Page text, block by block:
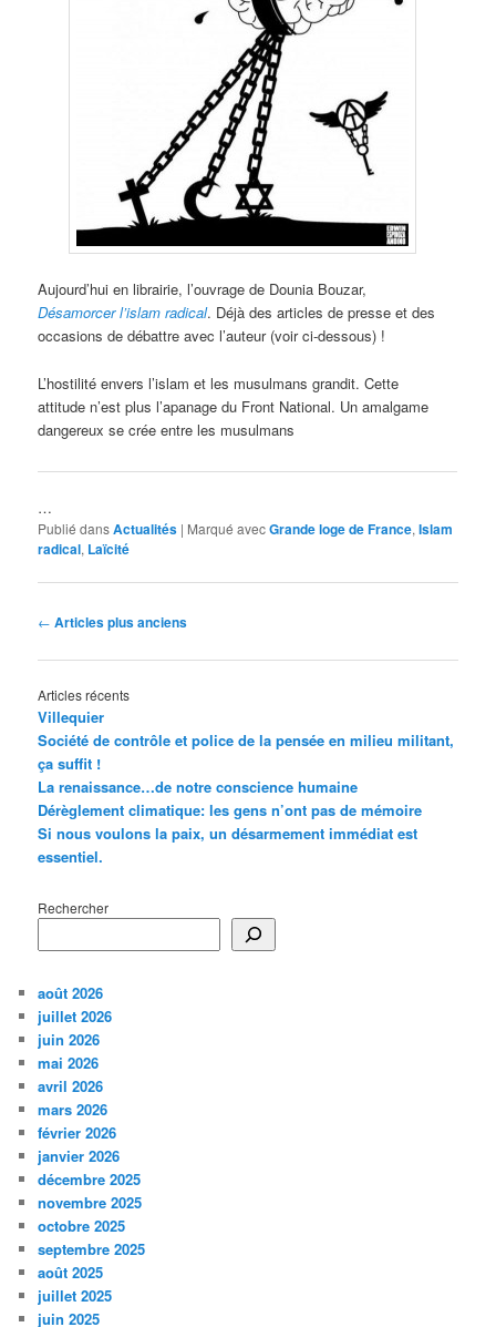
Aujourd’hui en librairie, l’ouvrage de Dounia Bouzar,
Désamorcer l’islam radical. Déjà des articles de presse et des
occasions de débattre avec l’auteur (voir ci-dessous) !
L’hostilité envers l’islam et les musulmans grandit. Cette
attitude n’est plus l’apanage du Front National. Un amalgame
dangereux se crée entre les musulmans
…
Publié dansActualités | Marqué avecGrande loge de France,Islam
radical, Laïcité
Navigation
articles
← Articles plus anciens
Articles récents
Villequier
Société de contrôle et police de la pensée en milieu militant,
ça suffit !
La renaissance…de notre conscience humaine
Dérèglement climatique: les gens n’ont pas de mémoire
Si nous voulons la paix, un désarmement immédiat est
essentiel.
Rechercher
août 2026
juillet 2026
juin 2026
mai 2026
avril 2026
mars 2026
février 2026
janvier 2026
décembre 2025
novembre 2025
octobre 2025
septembre 2025
août 2025
juillet 2025
juin 2025